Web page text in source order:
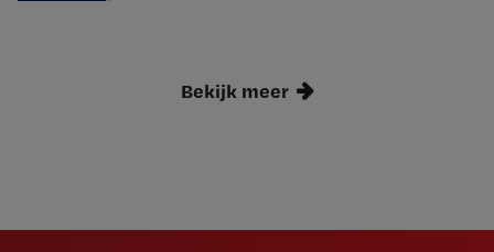
Bekijk meer